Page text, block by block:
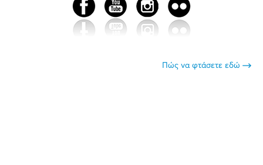
Πώς να φτάσετε εδώ